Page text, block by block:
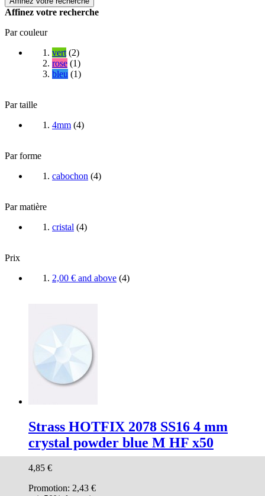
Affinez votre recherche
Par couleur
vert (2)
rose (1)
bleu (1)
Par taille
4mm (4)
Par forme
cabochon (4)
Par matière
cristal (4)
Prix
2,00 € and above (4)
Strass HOTFIX 2078 SS16 4 mm
crystal powder blue M HF x50
4,85 €
Promotion: 2,43 €